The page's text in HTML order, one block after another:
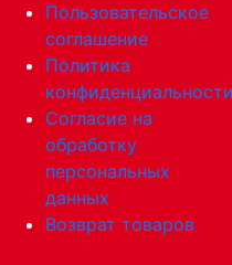
Пользовательское
соглашение
Политика
Согласие на
обработку
персональных
данных
Возврат товаров